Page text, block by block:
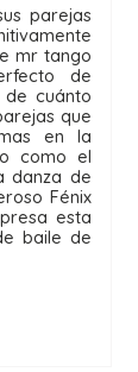
parejas
mr tango
de
cuánto
que
en la
como el
danza de
Fénix
esta
baile de